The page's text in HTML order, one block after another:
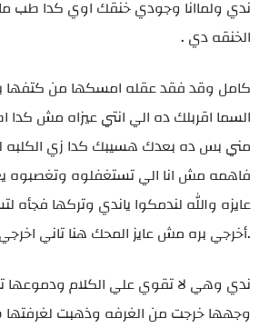
ندي ولماانا وجودي خنقك اوي كدا طب
الخنقه دي .
كامل وقد فقد عقله امسكها من كتفها
السما اقربلك ده الي انتي عيزاه مش كدا
مني بس ده بعدك هسيبك كدا زي الكلبه
فاهمه مش انا الي تستغفلوه
عايزه والله لندمكوا ياندي وتركها فجأه
.أخرجي بره مش عايز المحك هنا تاني
ندي وهي لا تقوي علي الكلام ودموعها
وجهها خرجت من الغرفه وذهبت لغرفتها